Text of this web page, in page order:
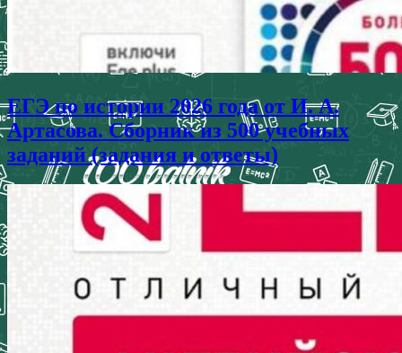
ЕГЭ по истории 2026 года от И. А.
Артасова. Сборник из 500 учебных
заданий (задания и ответы)